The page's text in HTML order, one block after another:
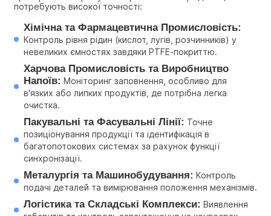
потребують високої точності:
Хімічна та Фармацевтична Промисловість:
Контроль рівня рідин (кислот, лугів, розчинників) у
невеликих ємностях завдяки PTFE-покриттю.
Харчова Промисловість та Виробництво
Напоїв: Моніторинг заповнення, особливо для
в'язких або липких продуктів, де потрібна легка
очистка.
Пакувальні та Фасувальні Лінії: Точне
позиціонування продукції та ідентифікація в
багатопотокових системах за рахунок функції
синхронізації.
Металургія та Машинобудування: Контроль
подачі деталей та вимірювання положення механізмів.
Логістика та Складські Комплекси: Виявлення